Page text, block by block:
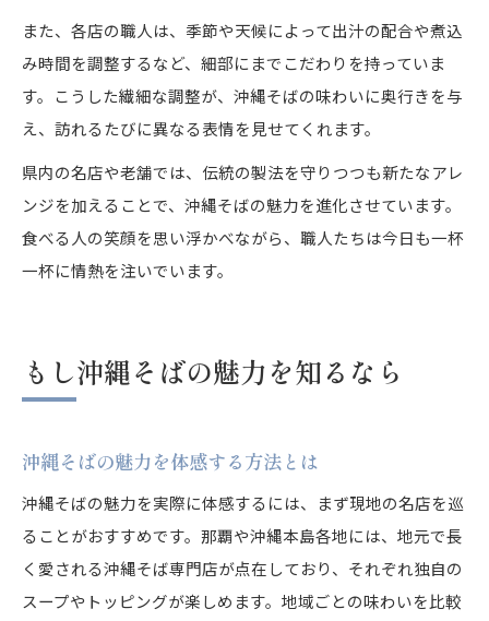
また、各店の職人は、季節や天候によって出汁の配合や煮込
み時間を調整するなど、細部にまでこだわりを持っていま
す。こうした繊細な調整が、沖縄そばの味わいに奥行きを与
え、訪れるたびに異なる表情を見せてくれます。
県内の名店や老舗では、伝統の製法を守りつつも新たなアレ
ンジを加えることで、沖縄そばの魅力を進化させています。
食べる人の笑顔を思い浮かべながら、職人たちは今日も一杯
一杯に情熱を注いでいます。
もし沖縄そばの魅力を知るなら
沖縄そばの魅力を体感する方法とは
沖縄そばの魅力を実際に体感するには、まず現地の名店を巡
ることがおすすめです。那覇や沖縄本島各地には、地元で長
く愛される沖縄そば専門店が点在しており、それぞれ独自の
スープやトッピングが楽しめます。地域ごとの味わいを比較